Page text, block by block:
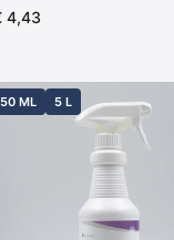
4,43
ML 5 L